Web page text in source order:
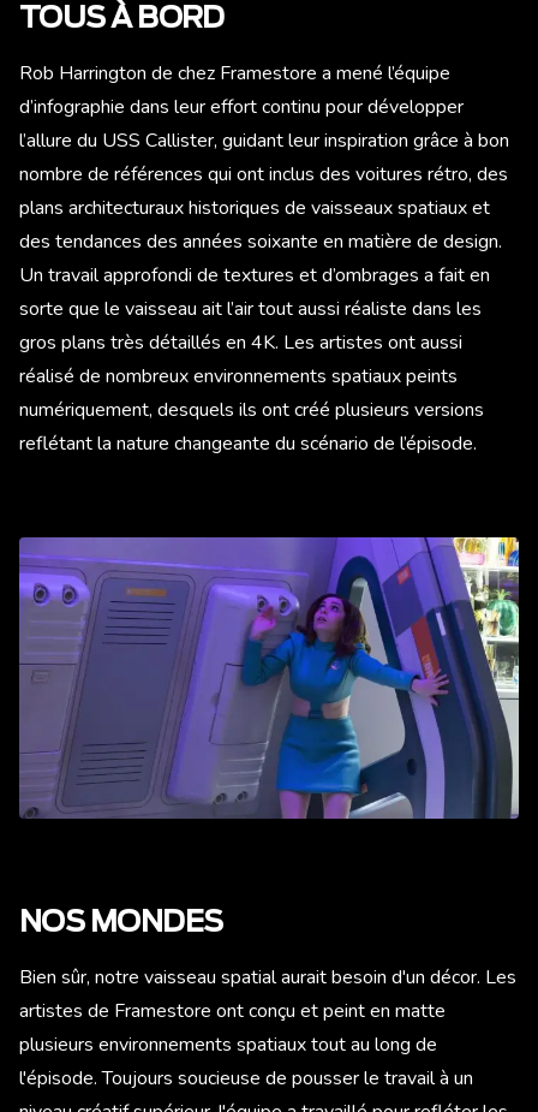
TOUS À BORD
Rob Harrington de chez Framestore a mené l’équipe
d’infographie dans leur effort continu pour développer
l’allure du USS Callister, guidant leur inspiration grâce à bon
nombre de références qui ont inclus des voitures rétro, des
plans architecturaux historiques de vaisseaux spatiaux et
des tendances des années soixante en matière de design.
Un travail approfondi de textures et d’ombrages a fait en
sorte que le vaisseau ait l’air tout aussi réaliste dans les
gros plans très détaillés en 4K. Les artistes ont aussi
réalisé de nombreux environnements spatiaux peints
numériquement, desquels ils ont créé plusieurs versions
reflétant la nature changeante du scénario de l’épisode.
NOS MONDES
Bien sûr, notre vaisseau spatial aurait besoin d'un décor. Les
artistes de Framestore ont conçu et peint en matte
plusieurs environnements spatiaux tout au long de
l'épisode. Toujours soucieuse de pousser le travail à un